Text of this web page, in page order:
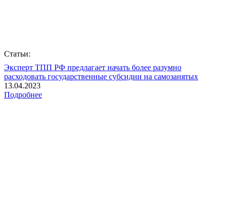
Статьи:
Эксперт ТПП РФ предлагает начать более разумно
расходовать государственные субсидии на самозанятых
13.04.2023
Подробнее